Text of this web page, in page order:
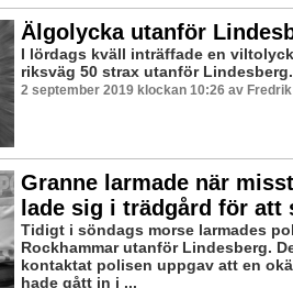
Älgolycka utanför
I lördags kväll inträffade en
riksväg 50 strax utanför Lindesberg.
2 september 2019 klockan 10:26 av
Granne larmade när
lade sig i trädgård för att
Tidigt i söndags morse larmades
Rockhammar utanför Lindesberg.
kontaktat polisen uppgav att en
hade gått in i ...